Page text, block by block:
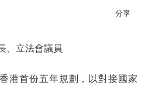
分享
立法會議員
首份五年規劃，以對接國家